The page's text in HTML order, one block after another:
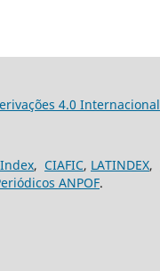
4.0 Internacional
, CIAFIC, LATINDEX,
ANPOF.